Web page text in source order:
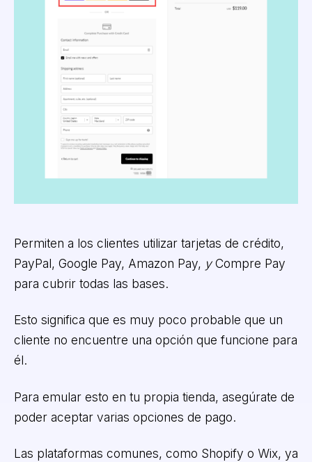
Permiten a los clientes utilizar tarjetas de crédito,
PayPal, Google Pay, Amazon Pay, yCompre Pay
para cubrir todas las bases.
Esto significa que es muy poco probable que un
cliente no encuentre una opción que funcione para
él.
Para emular esto en tu propia tienda, asegúrate de
poder aceptar varias opciones de pago.
Las plataformas comunes, como Shopify o Wix, ya